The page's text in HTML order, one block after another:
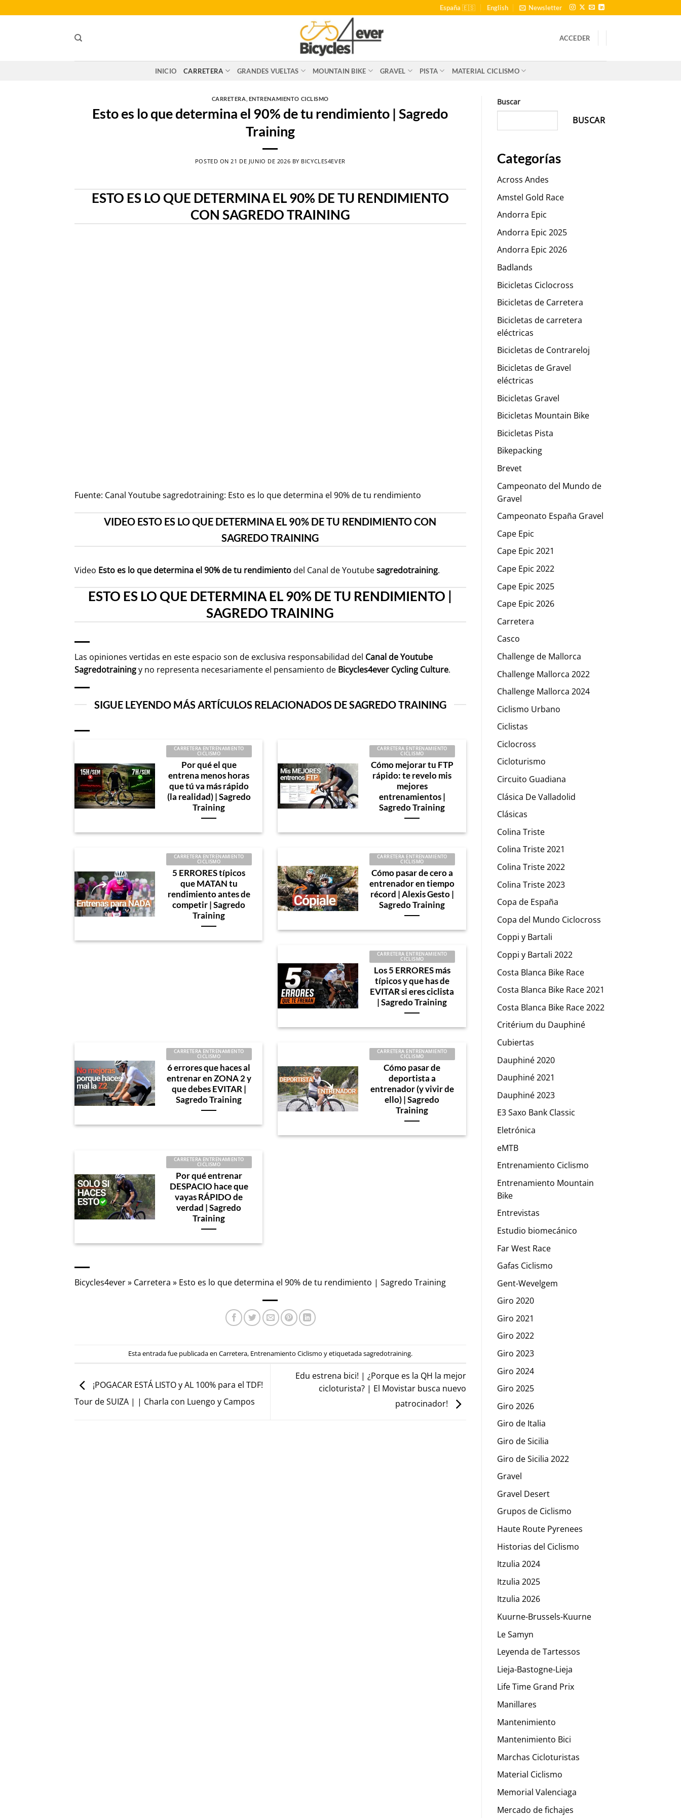
al
España 🇪🇸 English Newsletter
ACCEDER
INICIO CARRETERA GRANDES VUELTAS MOUNTAIN BIKE GRAVEL PISTA MATERIAL CICLISMO
CARRETERA ENTRENAMIENTO CICLISMO
Esto es lo que determina el 90% de tu rendimiento | Sagredo
Training
POSTED ON 21 DE JUNIO DE 2026 BY BICYCLES4EVER
ESTO ES LO QUE DETERMINA EL 90% DE TU RENDIMIENTO
CON SAGREDO TRAINING
Fuente: Canal Youtube sagredotraining: Esto es lo que determina el 90% de tu rendimiento
VIDEO ESTO ES LO QUE DETERMINA EL 90% DE TU RENDIMIENTO CON
SAGREDO TRAINING
Video Esto es lo que determina el 90% de tu rendimientodel Canal de Youtubesagredotraining.
ESTO ES LO QUE DETERMINA EL 90% DE TU RENDIMIENTO |
SAGREDO TRAINING
Las opiniones vertidas en este espacio son de exclusiva responsabilidad del Canal de Youtube
Sagredotrainingy no representa necesariamente el pensamiento de Bicycles4ever Cycling Culture.
SIGUE LEYENDO MÁS ARTÍCULOS RELACIONADOS DE SAGREDO TRAINING
CARRETERA ENTRENAMIENTO
CICLISMO
Por qué el que
entrena menos horas
que tú va más rápido
(la realidad) | Sagredo
Training
CARRETERA ENTRENAMIENTO
CICLISMO
Cómo mejorar tu FTP
rápido: te revelo mis
mejores
entrenamientos |
Sagredo Training
CARRETERA ENTRENAMIENTO
CICLISMO
5 ERRORES típicos
que MATAN tu
rendimiento antes de
competir | Sagredo
Training
CARRETERA ENTRENAMIENTO
CICLISMO
Cómo pasar de cero a
entrenador en tiempo
récord | Alexis Gesto |
Sagredo Training
CARRETERA ENTRENAMIENTO
CICLISMO
Los 5 ERRORES más
típicos y que has de
EVITAR si eres ciclista
| Sagredo Training
CARRETERA ENTRENAMIENTO
CICLISMO
6 errores que haces al
entrenar en ZONA 2 y
que debes EVITAR |
Sagredo Training
CARRETERA ENTRENAMIENTO
CICLISMO
Cómo pasar de
deportista a
entrenador (y vivir de
ello) | Sagredo
Training
CARRETERA ENTRENAMIENTO
CICLISMO
Por qué entrenar
DESPACIO hace que
vayas RÁPIDO de
verdad | Sagredo
Training
Bicycles4ever» Carretera » Esto es lo que determina el 90% de tu rendimiento | Sagredo Training
Esta entrada fue publicada en Carretera, Entrenamiento Ciclismo y etiquetadasagredotraining.
¡POGACAR ESTÁ LISTO y AL 100% para el TDF!
Tour de SUIZA | | Charla con Luengo y Campos
Edu estrena bici! | ¿Porque es la QH la mejor
cicloturista? | El Movistar busca nuevo
patrocinador!
Buscar
BUSCAR
Categorías
Across Andes
Amstel Gold Race
Andorra Epic
Andorra Epic 2025
Andorra Epic 2026
Badlands
Bicicletas Ciclocross
Bicicletas de Carretera
Bicicletas de carretera
eléctricas
Bicicletas de Contrareloj
Bicicletas de Gravel
eléctricas
Bicicletas Gravel
Bicicletas Mountain Bike
Bicicletas Pista
Bikepacking
Brevet
Campeonato del Mundo de
Gravel
Campeonato España Gravel
Cape Epic
Cape Epic 2021
Cape Epic 2022
Cape Epic 2025
Cape Epic 2026
Carretera
Casco
Challenge de Mallorca
Challenge Mallorca 2022
Challenge Mallorca 2024
Ciclismo Urbano
Ciclistas
Ciclocross
Cicloturismo
Circuito Guadiana
Clásica De Valladolid
Clásicas
Colina Triste
Colina Triste 2021
Colina Triste 2022
Colina Triste 2023
Copa de España
Copa del Mundo Ciclocross
Coppi y Bartali
Coppi y Bartali 2022
Costa Blanca Bike Race
Costa Blanca Bike Race 2021
Costa Blanca Bike Race 2022
Critérium du Dauphiné
Cubiertas
Dauphiné 2020
Dauphiné 2021
Dauphiné 2023
E3 Saxo Bank Classic
Eletrónica
eMTB
Entrenamiento Ciclismo
Entrenamiento Mountain
Bike
Entrevistas
Estudio biomecánico
Far West Race
Gafas Ciclismo
Gent-Wevelgem
Giro 2020
Giro 2021
Giro 2022
Giro 2023
Giro 2024
Giro 2025
Giro 2026
Giro de Italia
Giro de Sicilia
Giro de Sicilia 2022
Gravel
Gravel Desert
Grupos de Ciclismo
Haute Route Pyrenees
Historias del Ciclismo
Itzulia 2024
Itzulia 2025
Itzulia 2026
Kuurne-Brussels-Kuurne
Le Samyn
Leyenda de Tartessos
Lieja-Bastogne-Lieja
Life Time Grand Prix
Manillares
Mantenimiento
Mantenimiento Bici
Marchas Cicloturistas
Material Ciclismo
Memorial Valenciaga
Mercado de fichajes